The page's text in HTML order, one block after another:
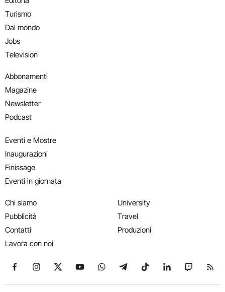
Turismo
Dal mondo
Jobs
Television
Abbonamenti
Magazine
Newsletter
Podcast
Eventi e Mostre
Inaugurazioni
Finissage
Eventi in giornata
Chi siamo
Pubblicità
Contatti
Lavora con noi
University
Travel
Produzioni
Seguici su Facebook
Seguici su Instagram
Seguici su X
Seguici su YouTube
Seguici su WhatsApp
Seguici su Telegram
Seguici su TikTok
Seguici su
Seguici